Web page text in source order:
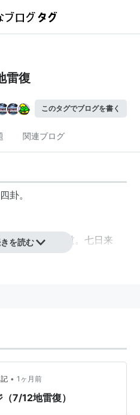
雷復
このタグでブログを書く
関連ブログ
卦。
无咎。反復其道。七日来
を読む
• 1ヶ月前
7/12地雷復）